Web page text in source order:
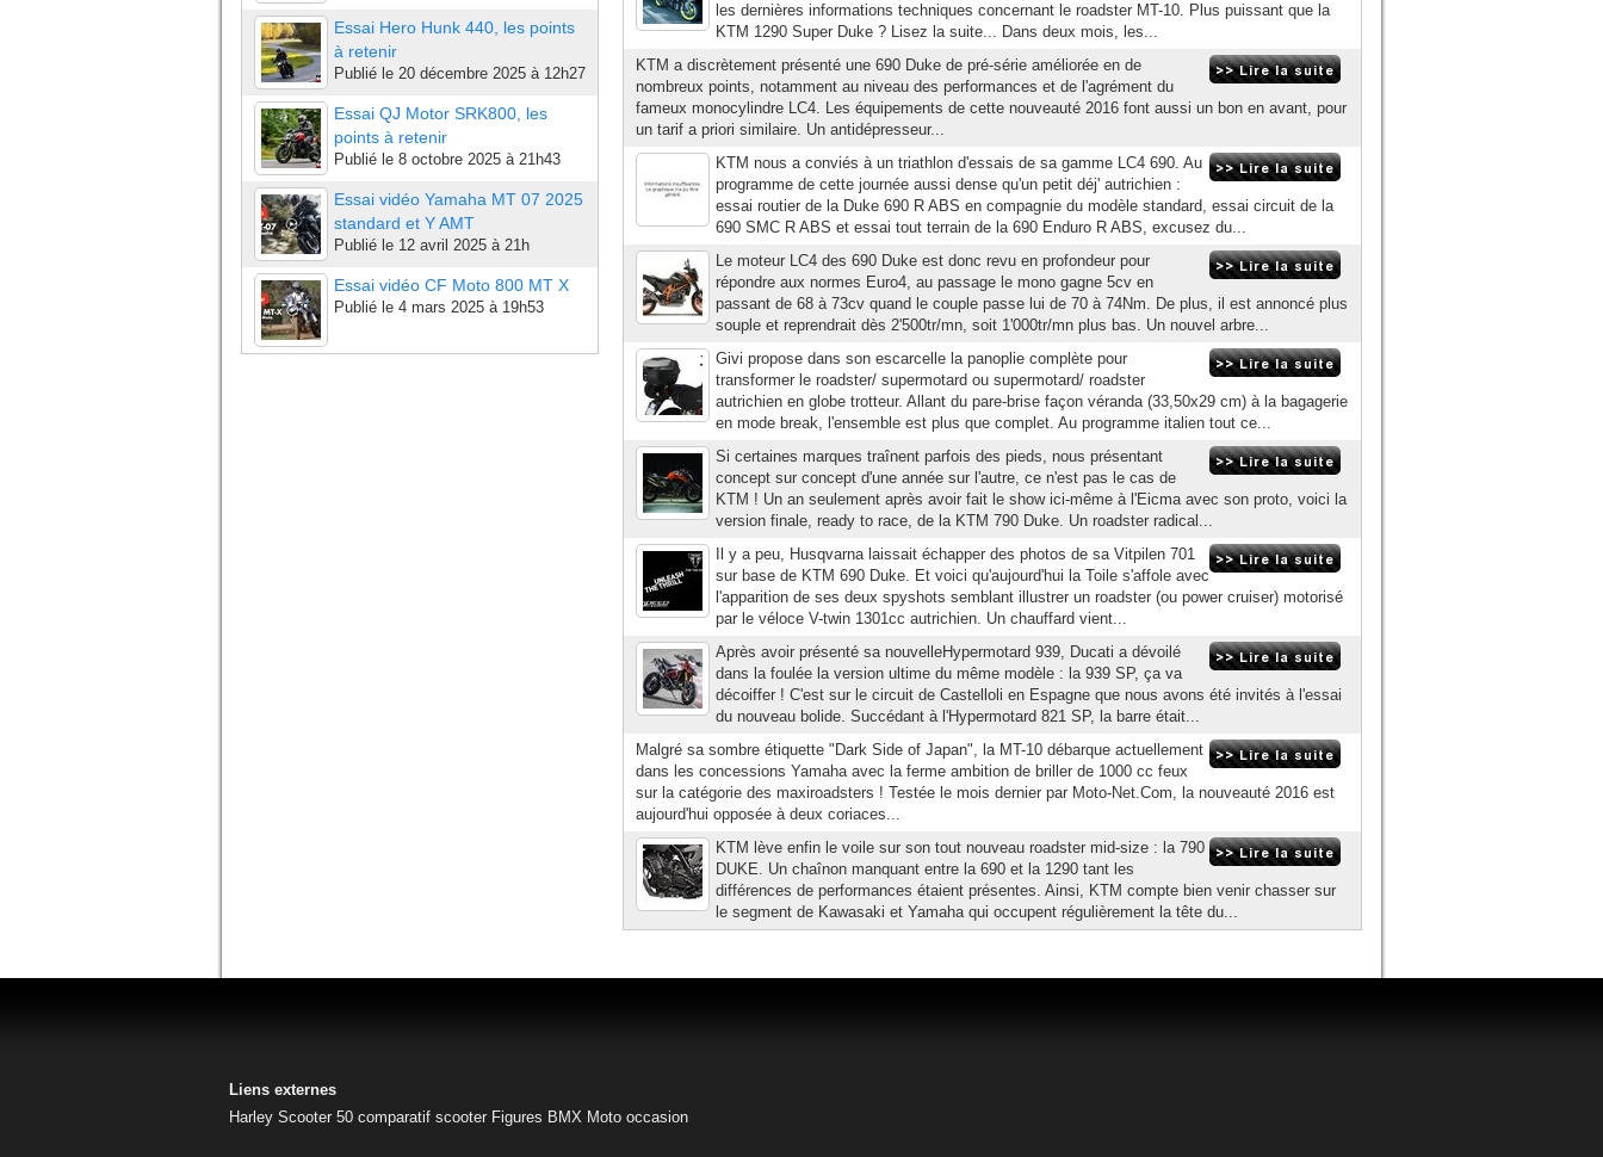
Essai Hero Hunk 440, les points
à retenir
Publié le 20 décembre 2025 à 12h27
Essai QJ Motor SRK800, les
points à retenir
Publié le 8 octobre 2025 à 21h43
Essai vidéo Yamaha MT 07 2025
standard et Y AMT
Publié le 12 avril 2025 à 21h
Essai vidéo CF Moto 800 MT X
Publié le 4 mars 2025 à 19h53
les dernières informations techniques concernant le roadster MT-10. Plus puissant que la
KTM 1290 Super Duke ? Lisez la suite... Dans deux mois, les...
KTM a discrètement présenté une 690 Duke de pré-série améliorée en de
nombreux points, notamment au niveau des performances et de l'agrément du
fameux monocylindre LC4. Les équipements de cette nouveauté 2016 font aussi un bon en avant, pour
un tarif a priori similaire. Un antidépresseur...
KTM nous a conviés à un triathlon d'essais de sa gamme LC4 690. Au
programme de cette journée aussi dense qu'un petit déj' autrichien :
essai routier de la Duke 690 R ABS en compagnie du modèle standard, essai circuit de la
690 SMC R ABS et essai tout terrain de la 690 Enduro R ABS, excusez du...
Le moteur LC4 des 690 Duke est donc revu en profondeur pour
répondre aux normes Euro4, au passage le mono gagne 5cv en
passant de 68 à 73cv quand le couple passe lui de 70 à 74Nm. De plus, il est annoncé plus
souple et reprendrait dès 2'500tr/mn, soit 1'000tr/mn plus bas. Un nouvel arbre...
Givi propose dans son escarcelle la panoplie complète pour
transformer le roadster/ supermotard ou supermotard/ roadster
autrichien en globe trotteur. Allant du pare-brise façon véranda (33,50x29 cm) à la bagagerie
en mode break, l'ensemble est plus que complet. Au programme italien tout ce...
Si certaines marques traînent parfois des pieds, nous présentant
concept sur concept d'une année sur l'autre, ce n'est pas le cas de
KTM ! Un an seulement après avoir fait le show ici-même à l'Eicma avec son proto, voici la
version finale, ready to race, de la KTM 790 Duke. Un roadster radical...
Il y a peu, Husqvarna laissait échapper des photos de sa Vitpilen 701
sur base de KTM 690 Duke. Et voici qu'aujourd'hui la Toile s'affole avec
l'apparition de ses deux spyshots semblant illustrer un roadster (ou power cruiser) motorisé
par le véloce V-twin 1301cc autrichien. Un chauffard vient...
Après avoir présenté sa nouvelleHypermotard 939, Ducati a dévoilé
dans la foulée la version ultime du même modèle : la 939 SP, ça va
décoiffer ! C'est sur le circuit de Castelloli en Espagne que nous avons été invités à l'essai
du nouveau bolide. Succédant à l'Hypermotard 821 SP, la barre était...
Malgré sa sombre étiquette "Dark Side of Japan", la MT-10 débarque actuellement
dans les concessions Yamaha avec la ferme ambition de briller de 1000 cc feux
sur la catégorie des maxiroadsters ! Testée le mois dernier par Moto-Net.Com, la nouveauté 2016 est
aujourd'hui opposée à deux coriaces...
KTM lève enfin le voile sur son tout nouveau roadster mid-size : la 790
DUKE. Un chaînon manquant entre la 690 et la 1290 tant les
différences de performances étaient présentes. Ainsi, KTM compte bien venir chasser sur
le segment de Kawasaki et Yamaha qui occupent régulièrement la tête du...
Liens externes
Harley Scooter 50 comparatif scooter Figures BMX Moto occasion